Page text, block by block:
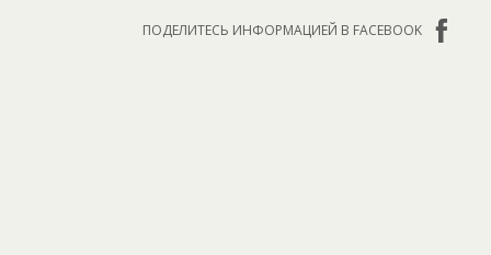
ПОДЕЛИТЕСЬ ИНФОРМАЦИЕЙ В FACEBOOK